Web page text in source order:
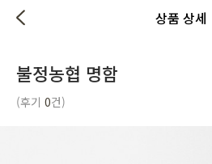
상품 상세
불정농협 명함
(후기 0건)